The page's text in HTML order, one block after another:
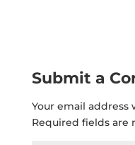
Submit a
Your email
Required fields are